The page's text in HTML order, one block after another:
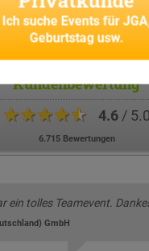
Stadtrallyes für
Kundenbewertung
★★★★★ 4.6/ 5.0
6.715 Bewertungen
ein tolles Teamevent.
GmbH
Ich suche Events für
Geburtstag usw.